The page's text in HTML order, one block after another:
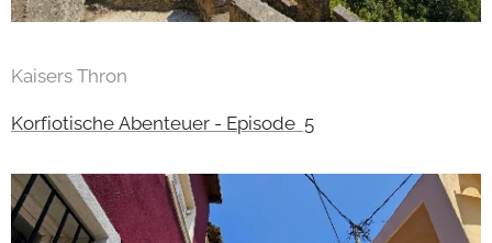
Kaisers Thron
Korfiotische Abenteuer - Episode 5